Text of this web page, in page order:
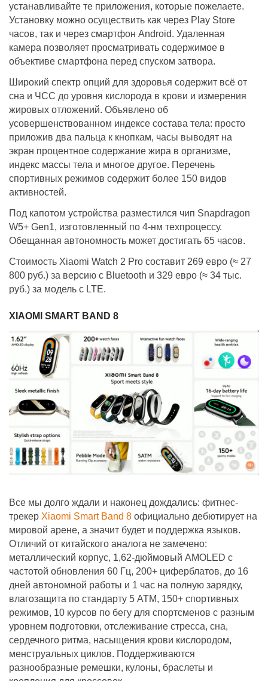
устанавливайте те приложения, которые пожелаете.
Установку можно осуществить как через Play Store
часов, так и через смартфон Android. Удаленная
камера позволяет просматривать содержимое в
объективе смартфона перед спуском затвора.
Широкий спектр опций для здоровья содержит всё от
сна и ЧСС до уровня кислорода в крови и измерения
жировых отложений. Объявлено об
усовершенствованном индексе состава тела: просто
приложив два пальца к кнопкам, часы выводят на
экран процентное содержание жира в организме,
индекс массы тела и многое другое. Перечень
спортивных режимов содержит более 150 видов
активностей.
Под капотом устройства разместился чип Snapdragon
W5+ Gen1, изготовленный по 4-нм техпроцессу.
Обещанная автономность может достигать 65 часов.
Стоимость Xiaomi Watch 2 Pro составит 269 евро (≈ 27
800 руб.) за версию с Bluetooth и 329 евро (≈ 34 тыс.
руб.) за модель с LTE.
XIAOMI SMART BAND 8
Все мы долго ждали и наконец дождались: фитнес-
трекер Xiaomi Smart Band 8 официально дебютирует на
мировой арене, а значит будет и поддержка языков.
Отличий от китайского аналога не замечено:
металлический корпус, 1,62-дюймовый AMOLED с
частотой обновления 60 Гц, 200+ циферблатов, до 16
дней автономной работы и 1 час на полную зарядку,
влагозащита по стандарту 5 АТМ, 150+ спортивных
режимов, 10 курсов по бегу для спортсменов с разным
уровнем подготовки, отслеживание стресса, сна,
сердечного ритма, насыщения крови кислородом,
менструальных циклов. Поддерживаются
разнообразные ремешки, кулоны, браслеты и